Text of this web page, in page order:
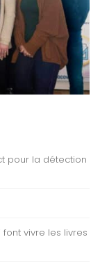
pour la détection
vivre les livres